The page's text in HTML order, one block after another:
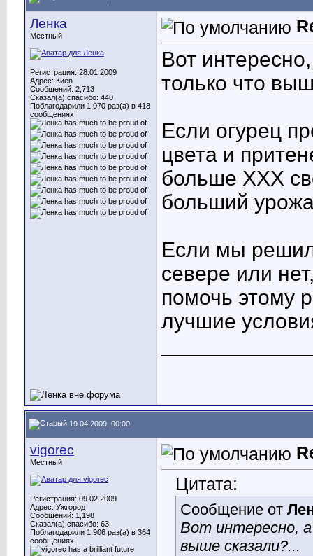
Ленка
Местный
Регистрация: 28.01.2009
Адрес: Киев
Сообщений: 2,713
Сказал(а) спасибо: 440
Поблагодарили 1,070 раз(а) в 418
сообщениях
Вот
только что
Если огурец
цвета и
больше ХХХ
больший
Если мы
севере или
помочь этому
лучшие
19.04.2009, 00:00
vigorec
Местный
Регистрация: 09.02.2009
Адрес: Ужгород
Сообщений: 1,198
Сказал(а) спасибо: 63
Поблагодарили 1,906 раз(а) в 364
сообщениях
Цитата:
Сообщение от
Вот интересно,
выше сказали?...